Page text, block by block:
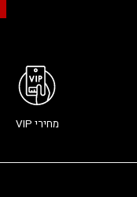
מחירי VIP